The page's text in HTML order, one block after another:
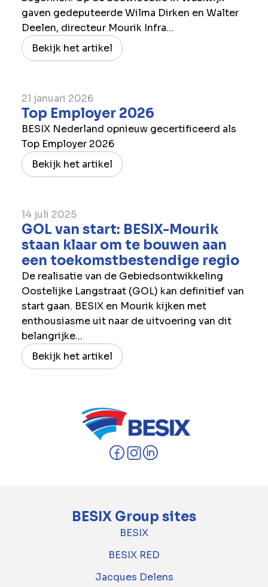
gaven gedeputeerde Wilma Dirken en Walter
Deelen, directeur Mourik Infra...
Bekijk het artikel
21 januari 2026
Top Employer 2026
BESIX Nederland opnieuw gecertificeerd als
Top Employer 2026
Bekijk het artikel
14 juli 2025
GOL van start: BESIX-Mourik
staan klaar om te bouwen aan
een toekomstbestendige regio
De realisatie van de Gebiedsontwikkeling
Oostelijke Langstraat (GOL) kan definitief van
start gaan. BESIX en Mourik kijken met
enthousiasme uit naar de uitvoering van dit
belangrijke...
Bekijk het artikel
BESIX Group sites
BESIX
BESIX RED
Jacques Delens